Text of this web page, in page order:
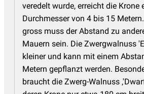
veredelt wurde, erreicht die Krone
Durchmesser von 4 bis 15
gross muss der Abstand zu
Mauern sein. Die Zwergwalnuss
kleiner und kann mit einem
Metern gepflanzt werden.
braucht die Zwerg-Walnuss